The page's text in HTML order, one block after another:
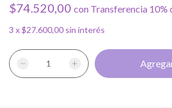
$74.520,00 con Transferencia 10%
3 x$27.600,00 sin interés